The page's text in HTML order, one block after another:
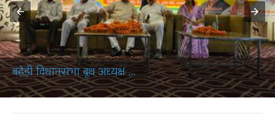
बहेड़ी विधानसभा बूथ अध्यक्ष ...